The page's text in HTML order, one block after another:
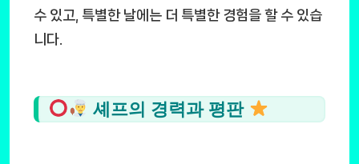
수 있고, 특별한 날에는 더 특별한 경험을 할 수 있습
니다.
셰프의 경력과 평판